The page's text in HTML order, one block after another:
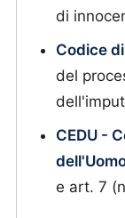
di
Codice
del
CEDU -
e art. 7